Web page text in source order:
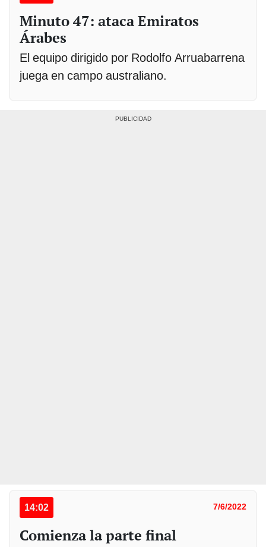
Minuto 47: ataca Emiratos
Árabes
El equipo dirigido por Rodolfo Arruabarrena
juega en campo australiano.
14:02 7/6/2022
Comienza la parte final